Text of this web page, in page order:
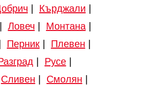
Кърджали
Ловеч Монтана|
Перник| Плевен
Русе|
Сливен Смолян